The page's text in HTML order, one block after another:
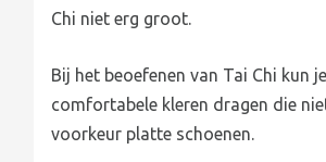
Chi niet erg groot.
Bij het beoefenen van Tai Chi kun
comfortabele kleren dragen die
voorkeur platte schoenen.